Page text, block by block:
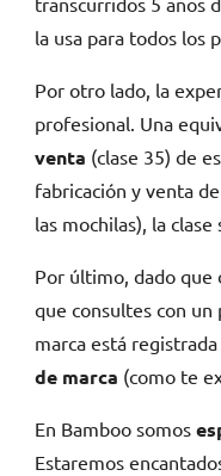
transcurridos 5 años
la usa para todos los
Por otro lado, la
profesional. Una
venta (clase 35) de
fabricación y venta
las mochilas), la clase
Por último, dado que
que consultes con
marca está
de marca (como te
En Bamboo somos
Estaremos